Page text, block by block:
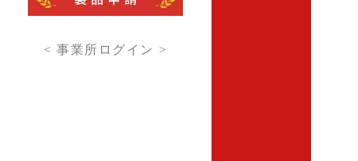
< 事業所ログイン >